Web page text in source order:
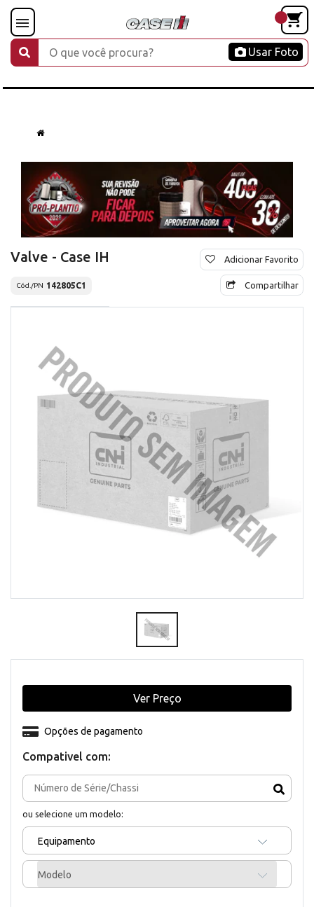
Usar Foto
Valve - Case IH
Cód./PN 142805C1
Adicionar Favorito
Compartilhar
Compativel com:
ou selecione um modelo:
Equipamento
Modelo
Opções de pagamento
Ver Preço